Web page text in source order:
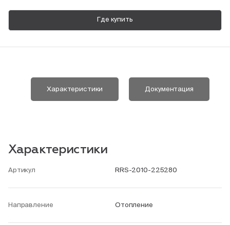
Где купить
Характеристики Документация
Характеристики
Артикул RRS-2010-225280
Направление Отопление